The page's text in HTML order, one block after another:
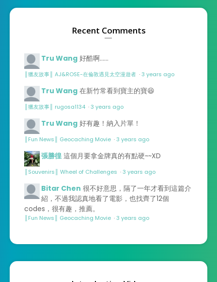
Recent Comments
Tru Wang 好酷啊……
║獵友故事║ AJ&ROSE-在倫敦遇見太空漫遊者 ·3 years ago
Tru Wang 在新竹常看到寶主的寶😆
║獵友故事║ rugosa1134 ·3 years ago
Tru Wang 好有趣！納入片單！
║Fun News║ Geocaching Movie ·3 years ago
張勝徨 這個月要拿金牌真的有點硬~~XD
║Souvenirs║ Wheel of Challenges ·3 years ago
Bitar Chen 很不好意思，隔了一年才看到這篇介
紹，不過我認真地看了電影，也找齊了12個
codes，很有趣，推薦。
║Fun News║ Geocaching Movie ·3 years ago